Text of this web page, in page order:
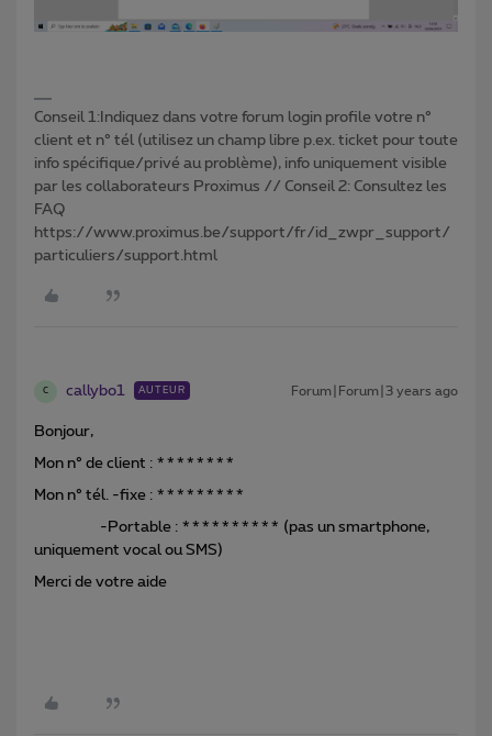
Conseil 1:Indiquez dans votre forum login profile votre n°
client et n° tél (utilisez un champ libre p.ex. ticket pour toute
info spécifique/privé au problème), info uniquement visible
par les collaborateurs Proximus // Conseil 2: Consultez les
FAQ
https://www.proximus.be/support/fr/id_zwpr_support/
particuliers/support.html
C callybo1 AUTEUR Forum|Forum|3 years ago
Bonjour,
Mon n° de client : ********
Mon n° tél. -fixe : *********
-Portable : ********** (pas un smartphone,
uniquement vocal ou SMS)
Merci de votre aide